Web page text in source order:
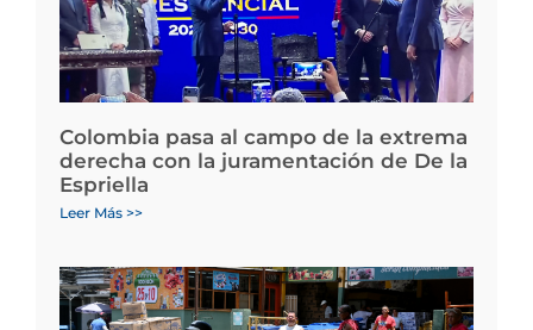
Colombia pasa al campo de la extrema
derecha con la juramentación de De la
Espriella
Leer Más >>